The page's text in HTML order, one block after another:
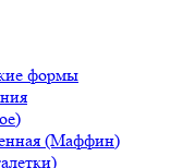
формы
(Маффин)